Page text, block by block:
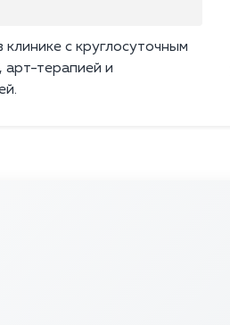
с круглосуточным
терапией и